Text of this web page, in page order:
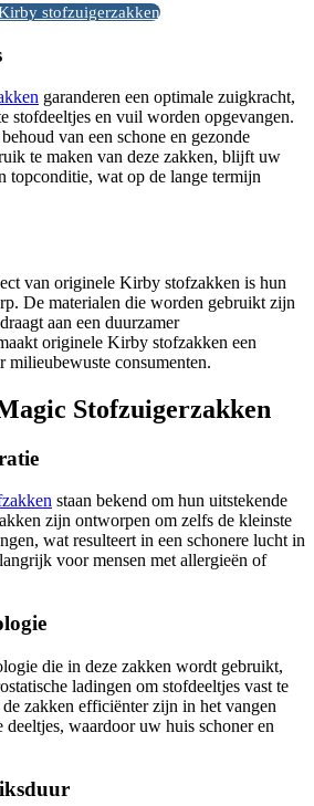
stofzuigerzakken
garanderen een optimale zuigkracht,
stofdeeltjes en vuil worden opgevangen.
van een schone en gezonde
te maken van deze zakken, blijft uw
topconditie, wat op de lange termijn
van originele Kirby stofzakken is hun
De materialen die worden gebruikt zijn
aan een duurzamer
originele Kirby stofzakken een
milieubewuste consumenten.
Stofzuigerzakken
staan bekend om hun uitstekende
zijn ontworpen om zelfs de kleinste
wat resulteert in een schonere lucht in
voor mensen met allergieën of
die in deze zakken wordt gebruikt,
ladingen om stofdeeltjes vast te
zakken efficiënter zijn in het vangen
waardoor uw huis schoner en